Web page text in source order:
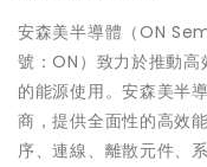
安森美半導體（ON
號：ON）致力於推動
的能源使用。安森美半
商，提供全面性的高效
序、連線、離散元件、